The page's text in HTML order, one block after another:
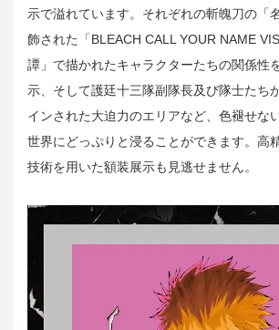
示で溢れています。それぞれの斬魄刀の「
飾された「BLEACH CALL YOUR NAME
譚」で描かれたキャラクターたちの関係性
示、そして護廷十三隊副隊長及び隊士たち
インされた大迫力のエリアなど、色褪せな
世界にどっぷりと浸ることができます。高
技術を用いた額装展示も見逃せません。